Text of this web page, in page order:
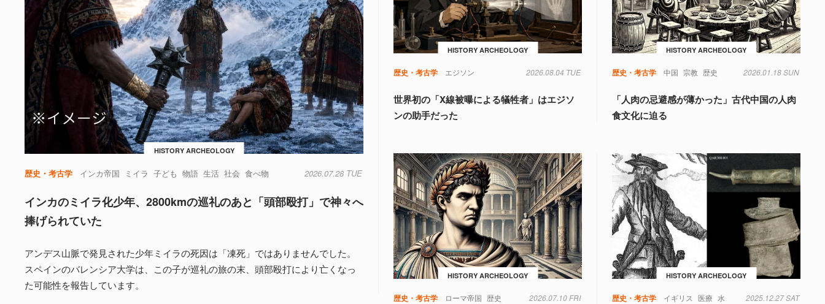
HISTORY ARCHEOLOGY
歴史・考古学 インカ帝国 ミイラ 子ども 物語 生活 社会 食べ物 2026.07.28 TUE
インカのミイラ化少年、2800kmの巡礼のあと「頭部殴打」で神々へ
捧げられていた
アンデス山脈で発見された少年ミイラの死因は「凍死」ではありませんでした。
スペインのバレンシア大学は、この子が巡礼の旅の末、頭部殴打により亡くなっ
た可能性を報告しています。
HISTORY ARCHEOLOGY
歴史・考古学 エジソン 2026.08.04 TUE
世界初の「X線被曝による犠牲者」はエジソ
ンの助手だった
HISTORY ARCHEOLOGY
歴史・考古学 中国 宗教 歴史 2026.01.18 SUN
「人肉の忌避感が薄かった」古代中国の人肉
食文化に迫る
HISTORY ARCHEOLOGY
歴史・考古学 ローマ帝国 歴史 2026.07.10 FRI
HISTORY ARCHEOLOGY
歴史・考古学 イギリス 医療 水 2025.12.27 SAT